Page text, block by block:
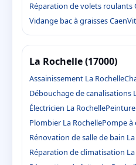
Réparation de volets roulants
Vidange bac à graisses Caen
La Rochelle (17000)
Assainissement La Rochelle
Débouchage de canalisations
Électricien La Rochelle
Plombier La RochellePompe à
Rénovation de salle de bain
Réparation de climatisation